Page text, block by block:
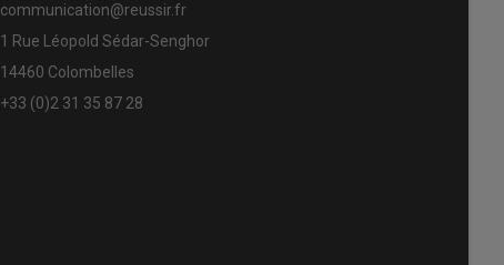
communication@reussir.fr
1 Rue Léopold Sédar-Senghor
14460 Colombelles
+33 (0)2 31 35 87 28